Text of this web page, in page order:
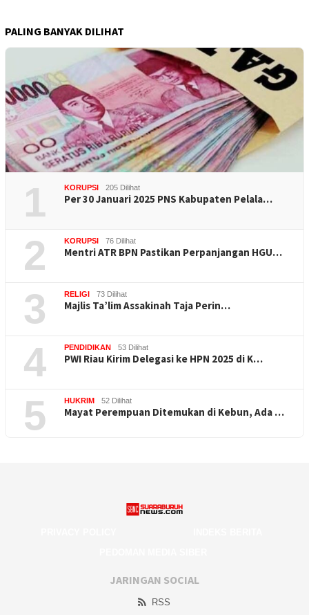
PALING BANYAK DILIHAT
1 KORUPSI 205 Dilihat
Per 30 Januari 2025 PNS Kabupaten Pelala…
2 KORUPSI 76 Dilihat
Mentri ATR BPN Pastikan Perpanjangan HGU…
3 RELIGI 73 Dilihat
Majlis Ta’lim Assakinah Taja Perin…
4 PENDIDIKAN 53 Dilihat
PWI Riau Kirim Delegasi ke HPN 2025 di K…
5 HUKRIM 52 Dilihat
Mayat Perempuan Ditemukan di Kebun, Ada …
JARINGAN SOCIAL
RSS